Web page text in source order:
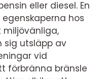
eller diesel. En
hos
sig utsläpp av
vid
förbränna bränsle